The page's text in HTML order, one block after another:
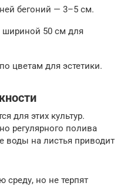
бегоний — 3–5 см.
шириной 50 см для
цветам для эстетики.
для этих культур.
регулярного полива
воды на листья приводит
среду, но не терпят